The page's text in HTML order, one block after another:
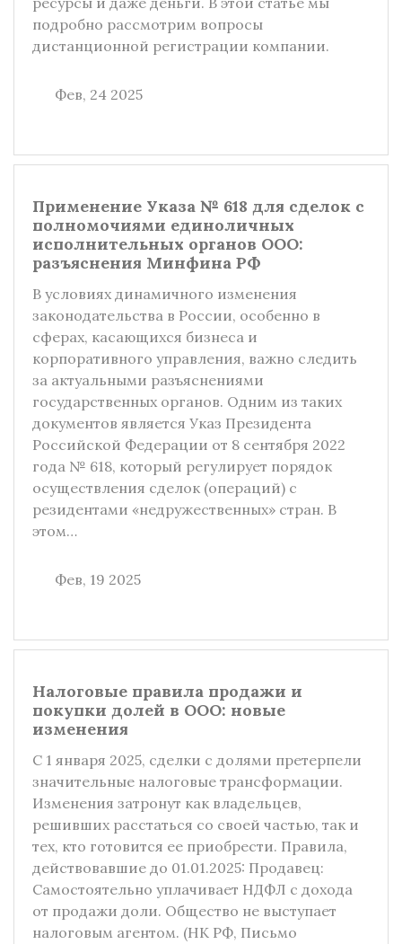
подробно рассмотрим вопросы
дистанционной регистрации компании.
Фев, 24 2025
Применение Указа № 618 для сделок с
полномочиями единоличных
исполнительных органов ООО:
разъяснения Минфина РФ
В условиях динамичного изменения
законодательства в России, особенно в
сферах, касающихся бизнеса и
корпоративного управления, важно следить
за актуальными разъяснениями
государственных органов. Одним из таких
документов является Указ Президента
Российской Федерации от 8 сентября 2022
года № 618, который регулирует порядок
осуществления сделок (операций) с
резидентами «недружественных» стран. В
этом…
Фев, 19 2025
Налоговые правила продажи и
покупки долей в ООО: новые
изменения
С 1 января 2025, сделки с долями претерпели
значительные налоговые трансформации.
Изменения затронут как владельцев,
решивших расстаться со своей частью, так и
тех, кто готовится ее приобрести. Правила,
действовавшие до 01.01.2025: Продавец:
Самостоятельно уплачивает НДФЛ с дохода
от продажи доли. Общество не выступает
налоговым агентом. (НК РФ, Письмо